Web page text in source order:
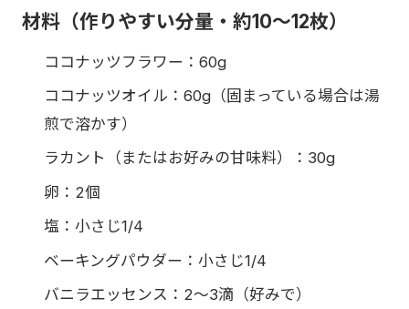
材料（作りやすい分量・約10〜12枚）
ココナッツフラワー：60g
ココナッツオイル：60g（固まっている場合は湯
煎で溶かす）
ラカント（またはお好みの甘味料）：30g
卵：2個
塩：小さじ1/4
ベーキングパウダー：小さじ1/4
バニラエッセンス：2〜3滴（好みで）